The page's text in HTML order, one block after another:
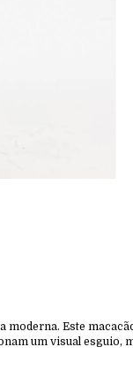
Este
um visual esguio,